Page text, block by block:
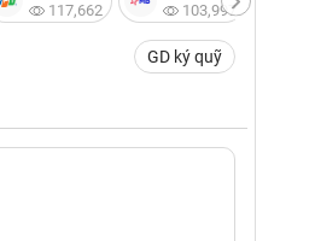
117,662
103,997
GD ký quỹ